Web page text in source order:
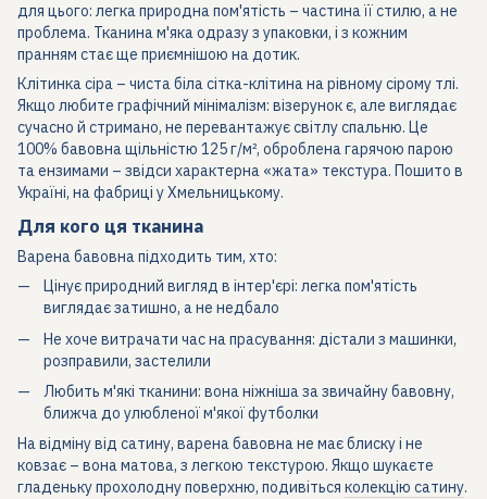
для цього: легка природна пом'ятість – частина її стилю, а не
проблема. Тканина м'яка одразу з упаковки, і з кожним
пранням стає ще приємнішою на дотик.
Клітинка сіра – чиста біла сітка-клітина на рівному сірому тлі.
Якщо любите графічний мінімалізм: візерунок є, але виглядає
сучасно й стримано, не перевантажує світлу спальню. Це
100% бавовна щільністю 125 г/м², оброблена гарячою парою
та ензимами – звідси характерна «жата» текстура. Пошито в
Україні, на фабриці у Хмельницькому.
Для кого ця тканина
Варена бавовна підходить тим, хто:
Цінує природний вигляд в інтер'єрі: легка пом'ятість
виглядає затишно, а не недбало
Не хоче витрачати час на прасування: дістали з машинки,
розправили, застелили
Любить м'які тканини: вона ніжніша за звичайну бавовну,
ближча до улюбленої м'якої футболки
На відміну від сатину, варена бавовна не має блиску і не
ковзає – вона матова, з легкою текстурою. Якщо шукаєте
гладеньку прохолодну поверхню, подивіться колекцію сатину.